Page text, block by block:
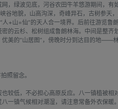
绿波见底，河谷农田牛羊悠游期间，
地貌，山高沟深，奇峰异石，古树参天
+山=仙”的天人合一境界。后前往游览
的云杉、松树组成鲁朗林海。中间是整
美的“山居图”，傍晚时分到达目的地——
照留念。
较低，不必担心高原反应。八一镇植被
一镇气候相对潮湿，请注意常备外衣保暖。